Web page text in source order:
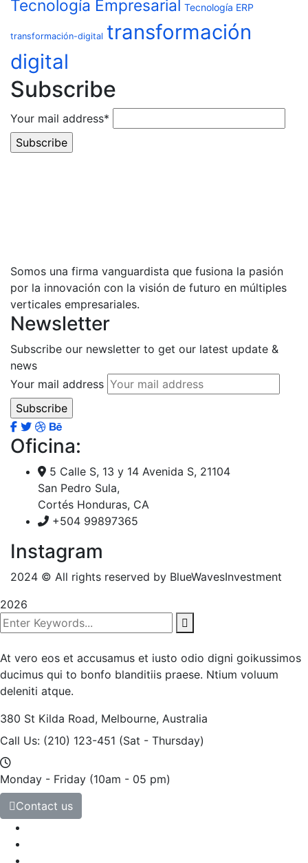
Tecnología Empresarial Tecnología ERP
transformación-digital transformación
digital
Subscribe
Your mail address*
Somos una firma vanguardista que fusiona la pasión
por la innovación con la visión de futuro en múltiples
verticales empresariales.
Newsletter
Subscribe our newsletter to get our latest update &
news
Your mail address
Oficina:
5 Calle S, 13 y 14 Avenida S, 21104
San Pedro Sula,
Cortés Honduras, CA
+504 99897365
Instagram
2024 © All rights reserved by BlueWavesInvestment
2026
At vero eos et accusamus et iusto odio digni goikussimos
ducimus qui to bonfo blanditiis praese. Ntium voluum
deleniti atque.
380 St Kilda Road, Melbourne, Australia
Call Us: (210) 123-451 (Sat - Thursday)
Monday - Friday (10am - 05 pm)
Contact us